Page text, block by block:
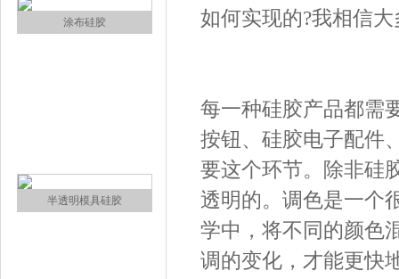
如何实现的?我相信
每一种硅胶产品都需
按钮、硅胶电子配件
要这个环节。除非硅
透明的。调色是一个
学中，将不同的颜色
调的变化，才能更快